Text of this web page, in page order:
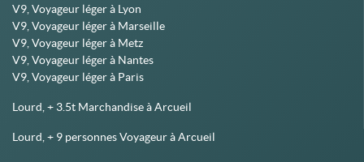
V9, Voyageur léger à Lyon
V9, Voyageur léger à Marseille
V9, Voyageur léger à Metz
V9, Voyageur léger à Nantes
V9, Voyageur léger à Paris
Lourd, + 3.5t Marchandise à Arcueil
Lourd, + 9 personnes Voyageur à Arcueil